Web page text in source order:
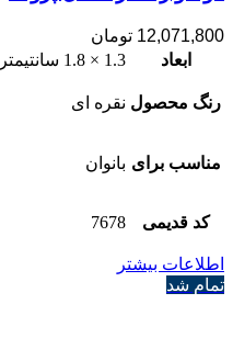
12,071,800 تومان
ابعاد
1.3 × 1.8 سانتیمتر
رنگ محصول نقره ای
مناسب برای بانوان
کد قدیمی 7678
اطلاعات بیشتر
تمام شد